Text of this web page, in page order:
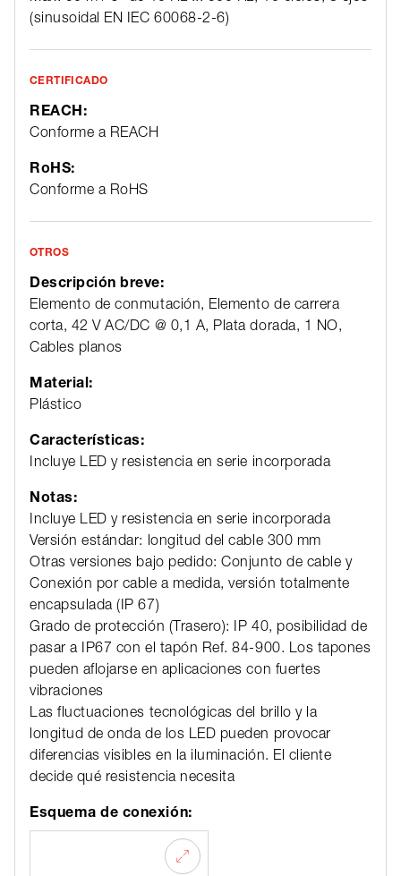
(sinusoidal EN IEC 60068-2-6)
CERTIFICADO
REACH:
Conforme a REACH
RoHS:
Conforme a RoHS
OTROS
Descripción breve:
Elemento de conmutación, Elemento de carrera
corta, 42 V AC/DC @ 0,1 A, Plata dorada, 1 NO,
Cables planos
Material:
Plástico
Características:
Incluye LED y resistencia en serie incorporada
Notas:
Incluye LED y resistencia en serie incorporada
Versión estándar: longitud del cable 300 mm
Otras versiones bajo pedido: Conjunto de cable y
Conexión por cable a medida, versión totalmente
encapsulada (IP 67)
Grado de protección (Trasero): IP 40, posibilidad de
pasar a IP67 con el tapón Ref. 84-900. Los tapones
pueden aflojarse en aplicaciones con fuertes
vibraciones
Las fluctuaciones tecnológicas del brillo y la
longitud de onda de los LED pueden provocar
diferencias visibles en la iluminación. El cliente
decide qué resistencia necesita
Esquema de conexión: